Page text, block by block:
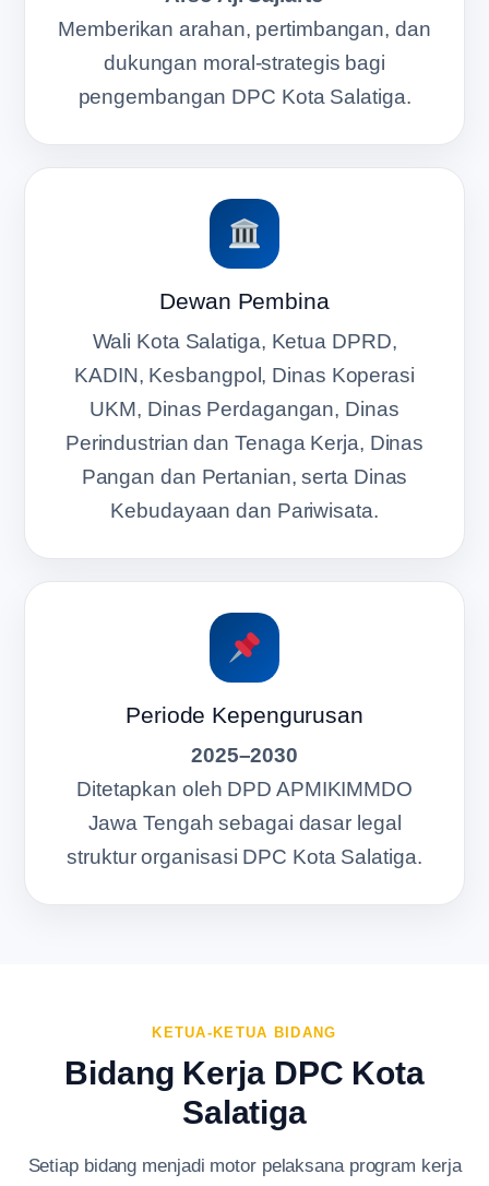
Memberikan arahan, pertimbangan, dan
dukungan moral-strategis bagi
pengembangan DPC Kota Salatiga.
Dewan Pembina
Wali Kota Salatiga, Ketua DPRD,
KADIN, Kesbangpol, Dinas Koperasi
UKM, Dinas Perdagangan, Dinas
Perindustrian dan Tenaga Kerja, Dinas
Pangan dan Pertanian, serta Dinas
Kebudayaan dan Pariwisata.
Periode Kepengurusan
2025–2030
Ditetapkan oleh DPD APMIKIMMDO
Jawa Tengah sebagai dasar legal
struktur organisasi DPC Kota Salatiga.
KETUA-KETUA BIDANG
Bidang Kerja DPC Kota
Salatiga
Setiap bidang menjadi motor pelaksana program kerja